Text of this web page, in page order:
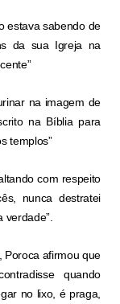
estava sabendo de
da sua Igreja na
na imagem de
na Bíblia para
templos”
com respeito
nunca destratei
Poroca afirmou que
quando
no lixo, é praga,